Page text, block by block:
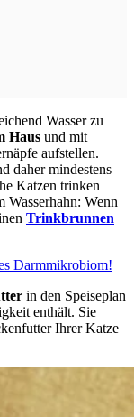
Wasser zu
Haus und mit
aufstellen.
daher mindestens
Katzen trinken
Wasserhahn: Wenn
Trinkbrunnen
Darmmikrobiom!
in den Speiseplan
enthält. Sie
Ihrer Katze